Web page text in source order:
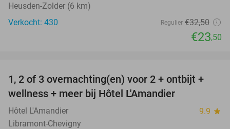
Heusden-Zolder (6 km)
Verkocht: 430
Regulier €32,50
€23,50
32%
TODAY
1, 2 of 3 overnachting(en) voor 2 + ontbijt +
wellness + meer bij Hôtel L'Amandier
Hôtel L'Amandier 9.9 star
Libramont-Chevigny